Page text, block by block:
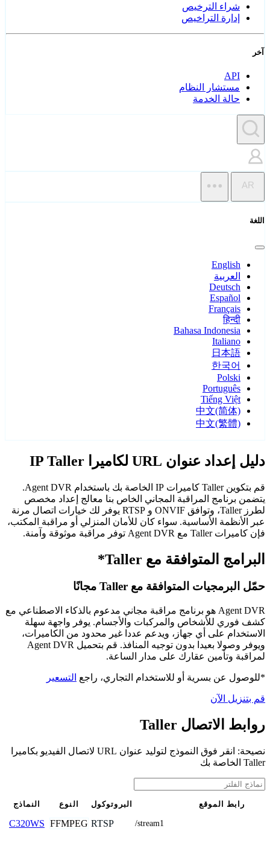
شراء الترخيص
إدارة التراخيص
آخر
API
مستشار النظام
حالة الخدمة
AR
اللغة
English
العربية
Deutsch
Español
Français
हिन्दी
Bahasa Indonesia
Italiano
日本語
한국어
Polski
Português
Tiếng Việt
中文(简体)
中文(繁體)
دليل إعداد عنوان URL لكاميرا IP Taller
قم بتكوين Taller كاميرات IP الخاصة بك باستخدام Agent DVR.
يتضمن برنامج المراقبة المجاني الخاص بنا معالج إعداد مخصص
لطرز Taller، وتوافق ONVIF و RTSP يوفر لك خيارات اتصال مرنة
عبر الأنظمة الأساسية. سواء كان للأمان المنزلي أو مراقبة المكتب،
فإن كاميرات Taller مع Agent DVR توفر مراقبة موثوقة وآمنة.
البرامج المتوافقة مع Taller*
حمّل البرمجيات المتوافقة مع Taller مجانًا
Agent DVR هو برنامج مراقبة مجاني مدعوم بالذكاء الاصطناعي مع
كشف فوري للأشخاص والمركبات والأجسام. يوفر واجهة سهلة
الاستخدام على أي جهاز، ويدعم عددا غير محدود من الكاميرات،
ويوفر وصولا بعيدا بدون توجيه المنافذ. قم بتحميل Agent DVR
لمراقبة وتأمين عقارك على مدار الساعة.
*للوصول عن بسرية أو للاستخدام التجاري، راجع التسعير
قم بتنزيل الآن
روابط الاتصال Taller
نصيحة: انقر فوق النموذج لتوليد عنوان URL لاتصال الفيديو بكاميرا
Taller الخاصة بك
النماذج النوع البروتوكول رابط الموقع
C320WS FFMPEG RTSP /stream1